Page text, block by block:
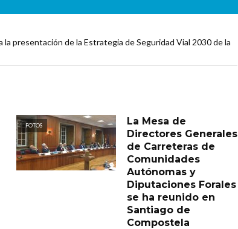
la presentación de la Estrategia de Seguridad Vial 2030 de la
FOTOS
La Mesa de
Directores Generales
de Carreteras de
Comunidades
Autónomas y
Diputaciones Forales
se ha reunido en
Santiago de
Compostela